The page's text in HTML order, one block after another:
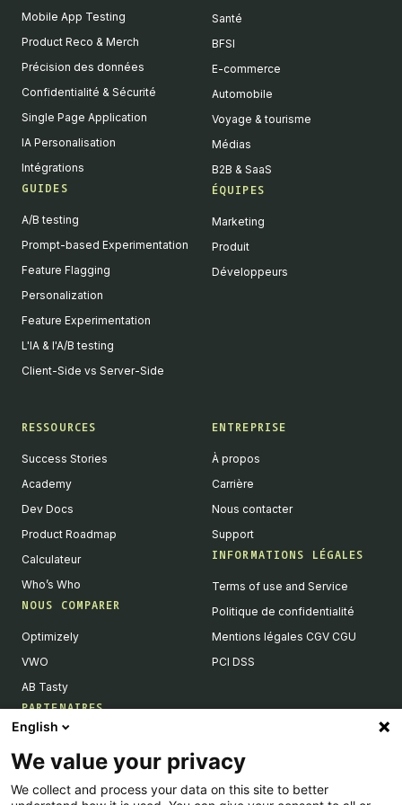
Mobile App Testing
Product Reco & Merch
Précision des données
Confidentialité & Sécurité
Single Page Application
IA Personalisation
Intégrations
GUIDES
A/B testing
Prompt-based Experimentation
Feature Flagging
Personalization
Feature Experimentation
L'IA & l'A/B testing
Client-Side vs Server-Side
Santé
BFSI
E-commerce
Automobile
Voyage & tourisme
Médias
B2B & SaaS
ÉQUIPES
Marketing
Produit
Développeurs
RESSOURCES
Success Stories
Academy
Dev Docs
Product Roadmap
Calculateur
Who’s Who
NOUS COMPARER
Optimizely
VWO
AB Tasty
PARTENAIRES
Devenir partenaires
Liste de nos intégrations
ENTREPRISE
À propos
Carrière
Nous contacter
Support
INFORMATIONS LÉGALES
Terms of use and Service
Politique de confidentialité
Mentions légales CGV CGU
PCI DSS
English
We value your privacy
We collect and process your data on this site to better